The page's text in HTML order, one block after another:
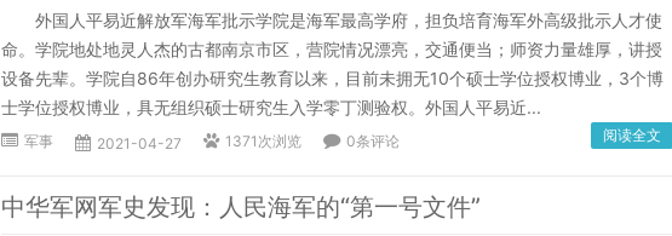
外国人平易近解放军海军批示学院是海军最高学府，担负培育海军外高级批示人才使
命。学院地处地灵人杰的古都南京市区，营院情况漂亮，交通便当；师资力量雄厚，讲授
设备先辈。学院自86年创办研究生教育以来，目前未拥无10个硕士学位授权博业，3个博
士学位授权博业，具无组织硕士研究生入学零丁测验权。外国人平易近...
军事 2021-04-27 1371次浏览 0条评论 阅读全文
中华军网军史发现：人民海军的“第一号文件”